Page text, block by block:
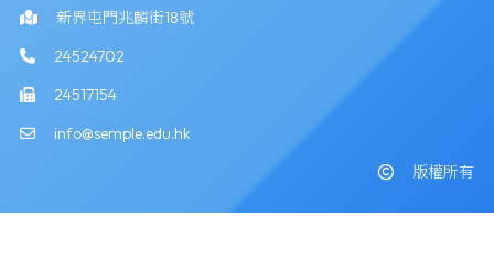
新界屯門兆麟街18號
24524702
24517154
info@semple.edu.hk
版權所有